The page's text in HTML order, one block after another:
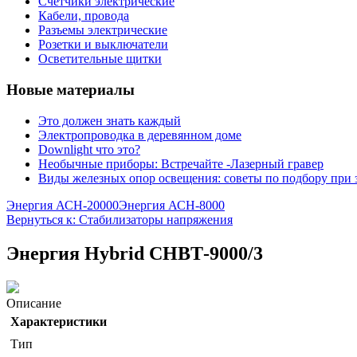
Кабели, провода
Разъемы электрические
Розетки и выключатели
Осветительные щитки
Новые материалы
Это должен знать каждый
Электропроводка в деревянном доме
Downlight что это?
Необычные приборы: Встречайте -Лазерный гравер
Виды железных опор освещения: советы по подбору при
Энергия АСН-20000Энергия АСН-8000
Вернуться к: Стабилизаторы напряжения
Энергия Нybrid CНВТ-9000/3
Описание
Характеристики
Тип